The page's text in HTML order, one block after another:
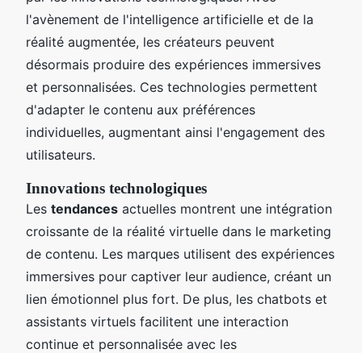
l'avènement de l'intelligence artificielle et de la
réalité augmentée, les créateurs peuvent
désormais produire des expériences immersives
et personnalisées. Ces technologies permettent
d'adapter le contenu aux préférences
individuelles, augmentant ainsi l'engagement des
utilisateurs.
Innovations technologiques
Les tendances actuelles montrent une intégration
croissante de la réalité virtuelle dans le marketing
de contenu. Les marques utilisent des expériences
immersives pour captiver leur audience, créant un
lien émotionnel plus fort. De plus, les chatbots et
assistants virtuels facilitent une interaction
continue et personnalisée avec les